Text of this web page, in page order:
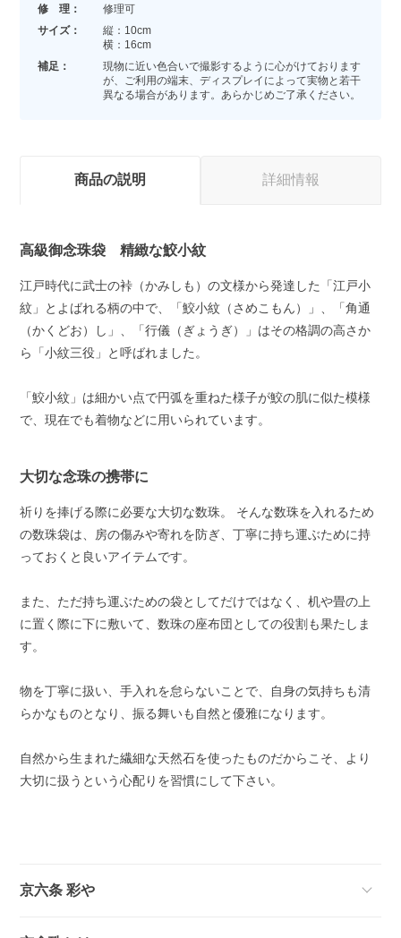
修 理：
修理可
サイズ：
縦：10cm
横：16cm
補足：
現物に近い色合いで撮影するように心がけております
が、ご利用の端末、ディスプレイによって実物と若干
異なる場合があります。あらかじめご了承ください。
商品の説明 詳細情報
高級御念珠袋 精緻な鮫小紋
江戸時代に武士の裃（かみしも）の文様から発達した「江戸小
紋」とよばれる柄の中で、「鮫小紋（さめこもん）」、「角通
（かくどお）し」、「行儀（ぎょうぎ）」はその格調の高さか
ら「小紋三役」と呼ばれました。
「鮫小紋」は細かい点で円弧を重ねた様子が鮫の肌に似た模様
で、現在でも着物などに用いられています。
大切な念珠の携帯に
祈りを捧げる際に必要な大切な数珠。 そんな数珠を入れるため
の数珠袋は、房の傷みや寄れを防ぎ、丁寧に持ち運ぶために持
っておくと良いアイテムです。
また、ただ持ち運ぶための袋としてだけではなく、机や畳の上
に置く際に下に敷いて、数珠の座布団としての役割も果たしま
す。
物を丁寧に扱い、手入れを怠らないことで、自身の気持ちも清
らかなものとなり、振る舞いも自然と優雅になります。
自然から生まれた繊細な天然石を使ったものだからこそ、より
大切に扱うという心配りを習慣にして下さい。
京六条 彩や